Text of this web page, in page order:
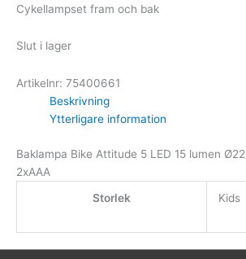
Cykellampset fram och bak
Slut i lager
Artikelnr: 75400661
Beskrivning
Ytterligare information
Baklampa Bike Attitude 5 LED 15 lumen
2xAAA
Storlek
Kids